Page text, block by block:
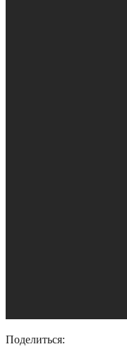
Поделиться: